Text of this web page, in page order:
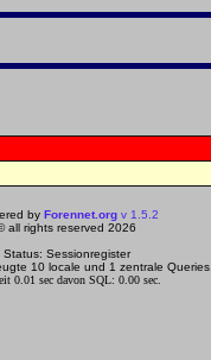
by Forennet.org v 1.5.2
all rights reserved 2026
Status: Sessionregister
10 locale und 1 zentrale Queries.
0.01 sec davon SQL: 0.00 sec.